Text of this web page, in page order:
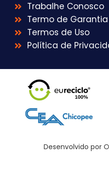
Trabalhe Conosco
Termo de Garantia
Termos de Uso
Política de
Desenvolvido por